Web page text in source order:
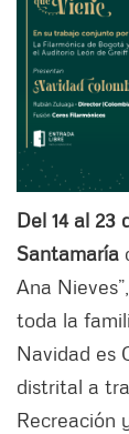
Del 14 al 23
Santamaría
Ana
toda la
Navidad es
distrital a
Recreación